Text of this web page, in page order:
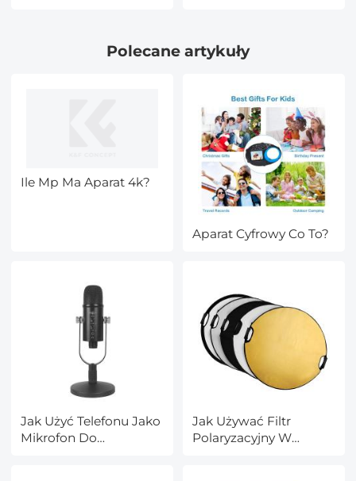
Polecane artykuły
Ile Mp Ma Aparat 4k?
Aparat Cyfrowy Co To?
Jak Użyć Telefonu Jako
Mikrofon Do
Jak Używać Filtr
Polaryzacyjny W